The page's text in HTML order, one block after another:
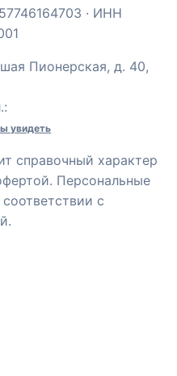
· ИНН
Пионерская, д. 40,
увидеть
справочный характер
Персональные
с